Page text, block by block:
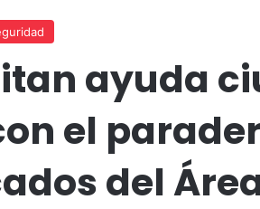
ayuda
el
del